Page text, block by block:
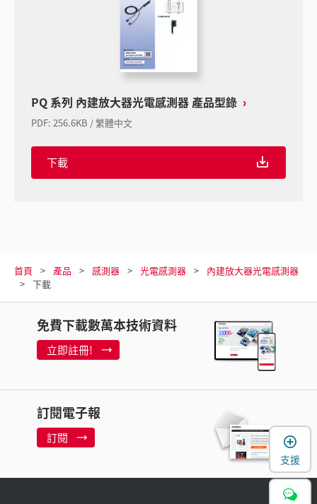
PQ 系列 內建放大器光電感測器 產品型錄
PDF: 256.6KB /繁體中文
下載
首頁 產品 感測器 光電感測器
內建放大器光電感測器
下載
免費下載數萬本技術資料
立即註冊!
訂閱電子報
訂閱
支援